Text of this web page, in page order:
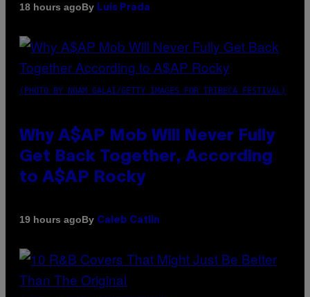
18 hours agoBy Luis Prada
(PHOTO BY NOAM GALAI/GETTY IMAGES FOR TRIBECA FESTIVAL)
Why A$AP Mob Will Never Fully
Get Back Together, According
to A$AP Rocky
19 hours agoBy Caleb Catlin